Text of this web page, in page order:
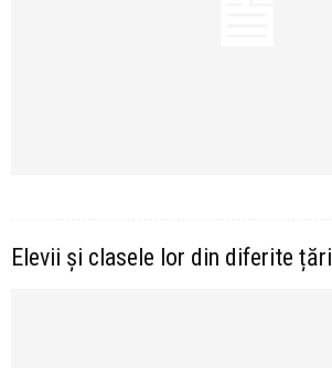
Elevii și clasele lor din diferite țări